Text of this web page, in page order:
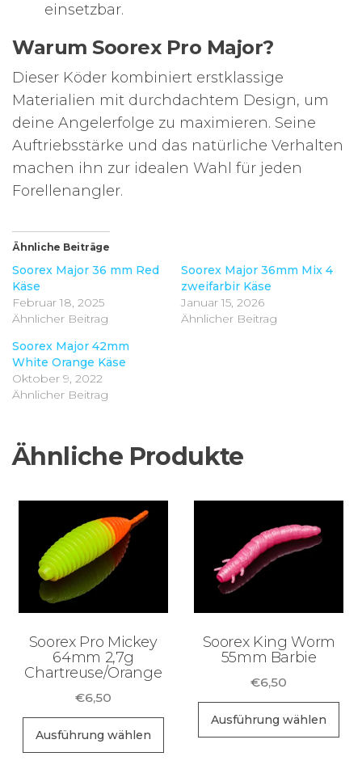
einsetzbar.
Warum Soorex Pro Major?
Dieser Köder kombiniert erstklassige
Materialien mit durchdachtem Design, um
deine Angelerfolge zu maximieren. Seine
Auftriebsstärke und das natürliche Verhalten
machen ihn zur idealen Wahl für jeden
Forellenangler.
Ähnliche Beiträge
Soorex Major 36 mm Red
Käse
Februar 18, 2025
Ähnlicher Beitrag
Soorex Major 36mm Mix 4
zweifarbir Käse
Januar 15, 2026
Ähnlicher Beitrag
Soorex Major 42mm
White Orange Käse
Oktober 9, 2022
Ähnlicher Beitrag
Ähnliche Produkte
Soorex Pro Mickey
64mm 2,7g
Chartreuse/Orange
€6,50
Ausführung wählen
Dieses
Soorex King Worm
55mm Barbie
€6,50
Ausführung wählen